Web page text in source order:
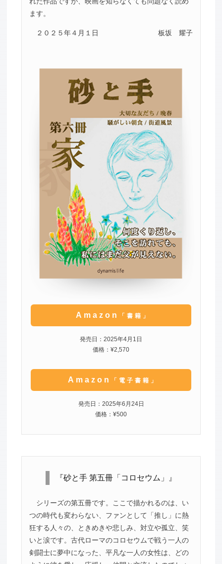
ます。
２０２５年４月１日 板坂 耀子
Amazon 「書籍」
発売日：2025年4月1日
価格：¥2,570
Amazon 「電子書籍」
発売日：2025年6月24日
価格：¥500
『砂と手 第五冊「コロセウム」』
シリーズの第五冊です。ここで描かれるのは、い
つの時代も変わらない、ファンとして「推し」に熱
狂する人々の、ときめきや悲しみ、対立や孤立、笑
いと涙です。古代ローマのコロセウムで戦う一人の
剣闘士に夢中になった、平凡な一人の女性は、どの